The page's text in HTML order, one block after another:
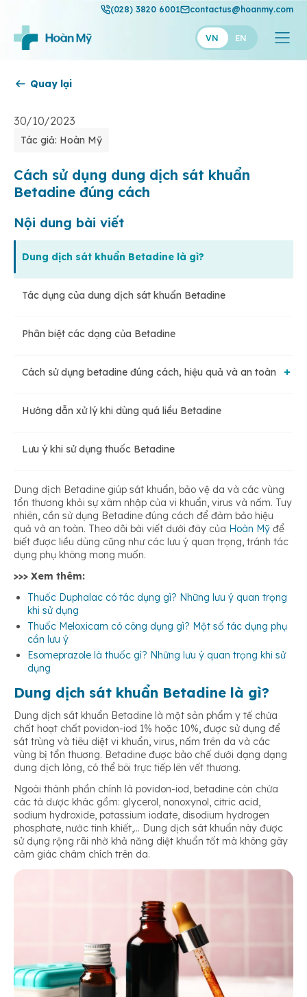
(028) 3820 6001 contactus@hoanmy.com
VN EN
Thuận Mỹ
Quay lại
30/10/2023
Tác giả: Hoàn Mỹ
Cách sử dụng dung dịch sát khuẩn
Betadine đúng cách
Nội dung bài viết
Dung dịch sát khuẩn Betadine là gì?
Tác dụng của dung dịch sát khuẩn Betadine
Phân biệt các dạng của Betadine
Cách sử dụng betadine đúng cách, hiệu quả và an toàn
Chỉ định
Liều dùng
Tác dụng phụ
Hướng dẫn xử lý khi dùng quá liều Betadine
Lưu ý khi sử dụng thuốc Betadine
Dung dịch Betadine giúp sát khuẩn, bảo vệ da và các vùng
tổn thương khỏi sự xâm nhập của vi khuẩn, virus và nấm. Tuy
nhiên, cần sử dụng Betadine đúng cách để đảm bảo hiệu
quả và an toàn. Theo dõi bài viết dưới đây của Hoàn Mỹ để
biết được liều dùng cũng như các lưu ý quan trọng, tránh tác
dụng phụ không mong muốn.
>>> Xem thêm:
Thuốc Duphalac có tác dụng gì? Những lưu ý quan trọng
khi sử dụng
Thuốc Meloxicam có công dụng gì? Một số tác dụng phụ
cần lưu ý
Esomeprazole là thuốc gì? Những lưu ý quan trọng khi sử
dụng
Dung dịch sát khuẩn Betadine là gì?
Dung dịch sát khuẩn Betadine là một sản phẩm y tế chứa
chất hoạt chất povidon-iod 1% hoặc 10%, được sử dụng để
sát trùng và tiêu diệt vi khuẩn, virus, nấm trên da và các
vùng bị tổn thương. Betadine được bào chế dưới dạng dạng
dung dịch lỏng, có thể bôi trực tiếp lên vết thương.
Ngoài thành phần chính là povidon-iod, betadine còn chứa
các tá dược khác gồm: glycerol, nonoxynol, citric acid,
sodium hydroxide, potassium iodate, disodium hydrogen
phosphate, nước tinh khiết,… Dung dịch sát khuẩn này được
sử dụng rộng rãi nhờ khả năng diệt khuẩn tốt mà không gây
cảm giác châm chích trên da.